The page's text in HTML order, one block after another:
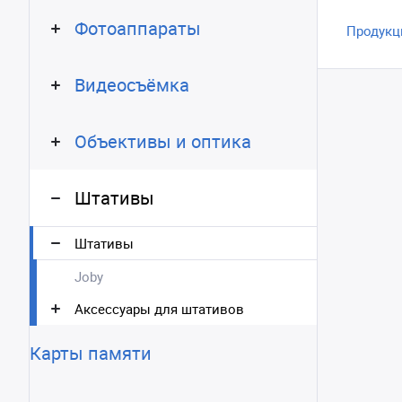
Фотоаппараты
Видеосъёмка
Объективы и оптика
Штативы
Штативы
Joby
Аксессуары для штативов
Карты памяти